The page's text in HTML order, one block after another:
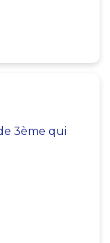
3ème qui